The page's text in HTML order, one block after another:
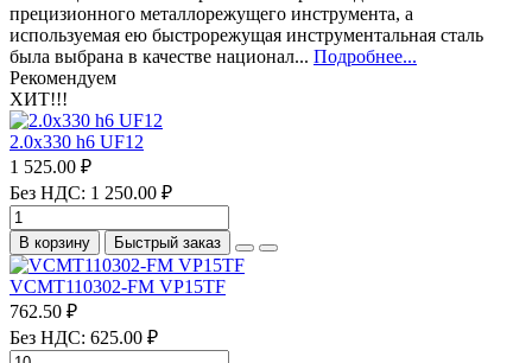
прецизионного металлорежущего инструмента, а
используемая ею быстрорежущая инструментальная сталь
была выбрана в качестве национал... Подробнее...
Рекомендуем
ХИТ!!!
2.0х330 h6 UF12
1 525.00 ₽
Без НДС: 1 250.00 ₽
В корзину Быстрый заказ
VCMT110302-FM VP15TF
762.50 ₽
Без НДС: 625.00 ₽